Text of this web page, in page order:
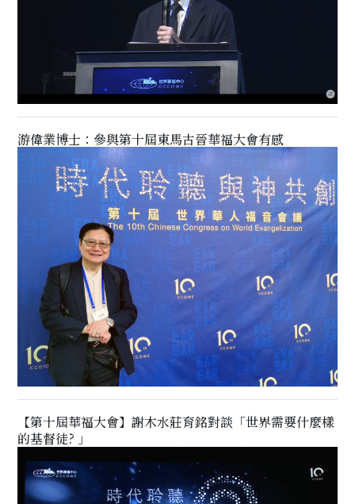
游偉業博士：參與第十屆東馬古晉華福大會有感
【第十屆華福大會】謝木水莊育銘對談「世界需要什麼樣
的基督徒? 」